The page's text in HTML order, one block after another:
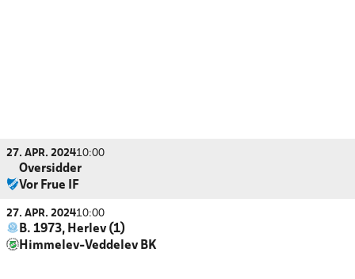
27. APR. 202410:00
Oversidder
Vor Frue IF
27. APR. 202410:00
B. 1973, Herlev (1)
Himmelev-Veddelev BK